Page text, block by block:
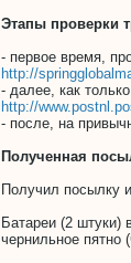
Этапы проверки
- первое время,
http://
- далее, как
http://
- после, на
Полученная
Получил посылку
Батареи (2 штуки)
чернильное пятно